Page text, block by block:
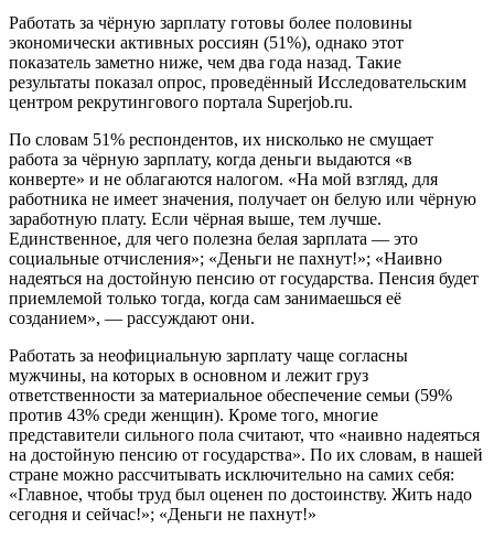
Работать за чёрную зарплату готовы более половины
экономически активных россиян (51%), однако этот
показатель заметно ниже, чем два года назад. Такие
результаты показал опрос, проведённый Исследовательским
центром рекрутингового портала Superjob.ru.
По словам 51% респондентов, их нисколько не смущает
работа за чёрную зарплату, когда деньги выдаются «в
конверте» и не облагаются налогом. «На мой взгляд, для
работника не имеет значения, получает он белую или чёрную
заработную плату. Если чёрная выше, тем лучше.
Единственное, для чего полезна белая зарплата — это
социальные отчисления»; «Деньги не пахнут!»; «Наивно
надеяться на достойную пенсию от государства. Пенсия будет
приемлемой только тогда, когда сам занимаешься её
созданием», — рассуждают они.
Работать за неофициальную зарплату чаще согласны
мужчины, на которых в основном и лежит груз
ответственности за материальное обеспечение семьи (59%
против 43% среди женщин). Кроме того, многие
представители сильного пола считают, что «наивно надеяться
на достойную пенсию от государства». По их словам, в нашей
стране можно рассчитывать исключительно на самих себя:
«Главное, чтобы труд был оценен по достоинству. Жить надо
сегодня и сейчас!»; «Деньги не пахнут!»